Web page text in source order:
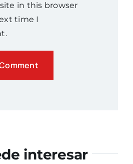
in this browser
time I
interesar